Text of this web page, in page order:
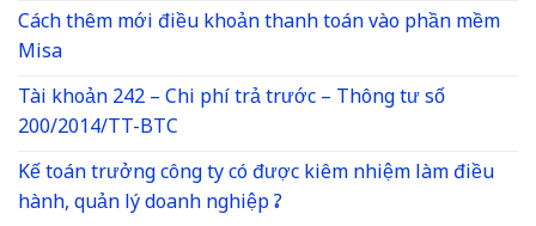
Cách thêm mới điều khoản thanh toán vào phần mềm
Misa
Tài khoản 242 – Chi phí trả trước – Thông tư số
200/2014/TT-BTC
Kế toán trưởng công ty có được kiêm nhiệm làm điều
hành, quản lý doanh nghiệp ?